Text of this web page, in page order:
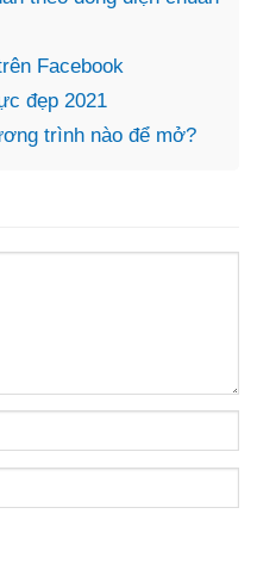
Facebook
đẹp 2021
trình nào để mở?